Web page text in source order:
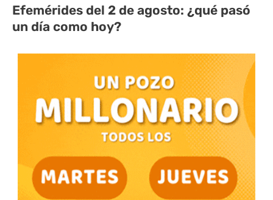
Efemérides del 2 de agosto: ¿qué pasó
un día como hoy?